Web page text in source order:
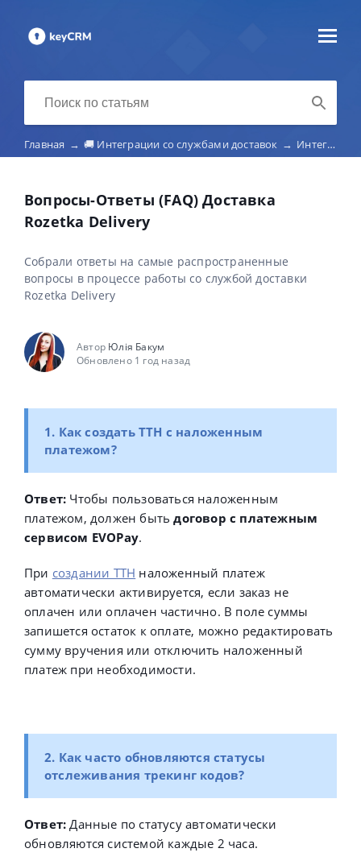
Главная → 🚚 Интеграции со службами доставок → Интеграция с Rozetka Delivery
Вопросы-Ответы (FAQ) Доставка
Rozetka Delivery
Собрали ответы на самые распространенные
вопросы в процессе работы со службой доставки
Rozetka Delivery
Автор Юлія Бакум
Обновлено 1 год назад
1. Как создать ТТН с наложенным
платежом?
Ответ: Чтобы пользоваться наложенным
платежом, должен бытьдоговор с платежным
сервисом EVOPay.
При создании ТТН наложенный платеж
автоматически активируется, если заказ не
оплачен или оплачен частично. В поле суммы
запишется остаток к оплате, можно редактировать
сумму вручения или отключить наложенный
платеж при необходимости.
2. Как часто обновляются статусы
отслеживания трекинг кодов?
Ответ:Данные по статусу автоматически
обновляются системой каждые 2 часа.